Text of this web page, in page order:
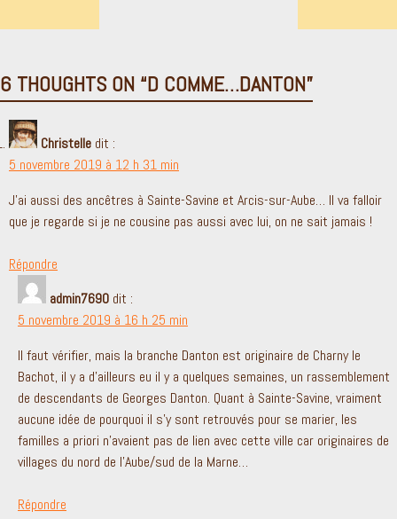
6 THOUGHTS ON “D COMME…DANTON”
Christelle dit :
5 novembre 2019 à 12 h 31 min
J’ai aussi des ancêtres à Sainte-Savine et Arcis-sur-Aube… Il va falloir
que je regarde si je ne cousine pas aussi avec lui, on ne sait jamais !
Répondre
admin7690 dit :
5 novembre 2019 à 16 h 25 min
Il faut vérifier, mais la branche Danton est originaire de Charny le
Bachot, il y a d’ailleurs eu il y a quelques semaines, un rassemblement
de descendants de Georges Danton. Quant à Sainte-Savine, vraiment
aucune idée de pourquoi il s’y sont retrouvés pour se marier, les
familles a priori n’avaient pas de lien avec cette ville car originaires de
villages du nord de l’Aube/sud de la Marne…
Répondre